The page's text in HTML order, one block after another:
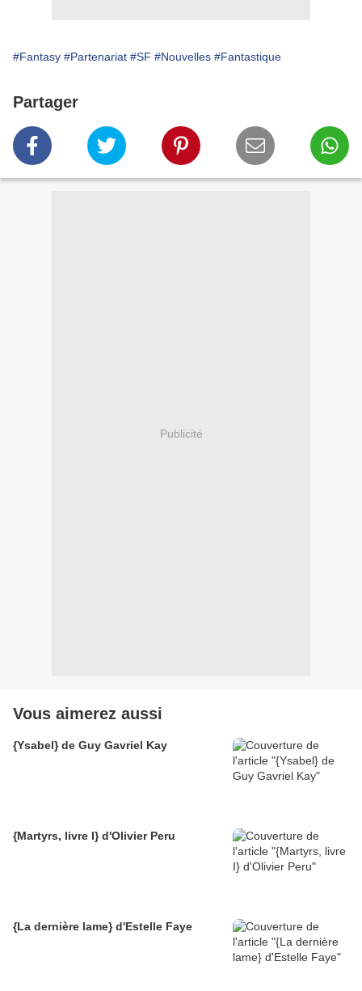
#Fantasy #Partenariat #SF #Nouvelles #Fantastique
Partager
Publicité
Vous aimerez aussi
{Ysabel} de Guy Gavriel Kay
{Martyrs, livre I} d'Olivier Peru
{La dernière lame} d'Estelle Faye